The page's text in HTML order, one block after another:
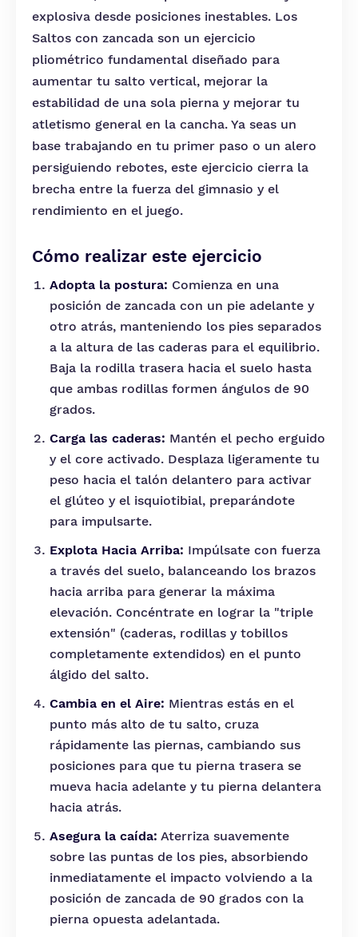
explosiva desde posiciones inestables. Los
Saltos con zancada son un ejercicio
pliométrico fundamental diseñado para
aumentar tu salto vertical, mejorar la
estabilidad de una sola pierna y mejorar tu
atletismo general en la cancha. Ya seas un
base trabajando en tu primer paso o un alero
persiguiendo rebotes, este ejercicio cierra la
brecha entre la fuerza del gimnasio y el
rendimiento en el juego.
Cómo realizar este ejercicio
Adopta la postura: Comienza en una
posición de zancada con un pie adelante y
otro atrás, manteniendo los pies separados
a la altura de las caderas para el equilibrio.
Baja la rodilla trasera hacia el suelo hasta
que ambas rodillas formen ángulos de 90
grados.
Carga las caderas: Mantén el pecho erguido
y el core activado. Desplaza ligeramente tu
peso hacia el talón delantero para activar
el glúteo y el isquiotibial, preparándote
para impulsarte.
Explota Hacia Arriba: Impúlsate con fuerza
a través del suelo, balanceando los brazos
hacia arriba para generar la máxima
elevación. Concéntrate en lograr la "triple
extensión" (caderas, rodillas y tobillos
completamente extendidos) en el punto
álgido del salto.
Cambia en el Aire: Mientras estás en el
punto más alto de tu salto, cruza
rápidamente las piernas, cambiando sus
posiciones para que tu pierna trasera se
mueva hacia adelante y tu pierna delantera
hacia atrás.
Asegura la caída: Aterriza suavemente
sobre las puntas de los pies, absorbiendo
inmediatamente el impacto volviendo a la
posición de zancada de 90 grados con la
pierna opuesta adelantada.